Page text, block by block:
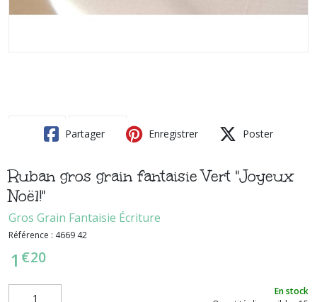
Partager Enregistrer Poster
Ruban gros grain fantaisie Vert "Joyeux
Noël!"
Gros Grain Fantaisie Écriture
Référence : 4669 42
1 €20
En stock